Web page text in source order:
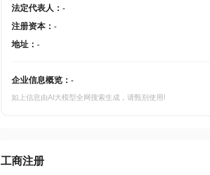
法定代表人 ： -
注册资本： -
地址： -
企业信息概览： -
如上信息由AI大模型全网搜索生成，请甄别使用!
工商注册